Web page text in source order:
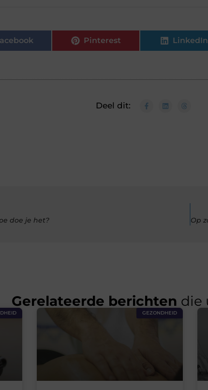
Pinterest LinkedIn
Deel dit:
doe je het?
Gerelateerde berichten die
GEZONDHEID